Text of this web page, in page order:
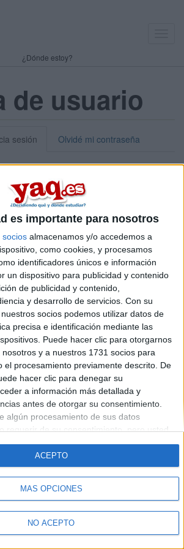
es importante para nosotros
socios almacenamos y/o accedemos a
como cookies, y procesamos
identificadores únicos e información
un dispositivo para publicidad y contenido
de publicidad y contenido,
y desarrollo de servicios. Con su
socios podemos utilizar datos de
precisa e identificación mediante las
Puede hacer clic para otorgarnos
y a nuestros 1731 socios para
el procesamiento previamente descrito. De
hacer clic para denegar su
a información más detallada y
antes de otorgar su consentimiento.
algún procesamiento de sus datos
requerir de su consentimiento, pero usted
tal procesamiento. Sus
solo a este sitio web. Puede cambiar
su consentimiento en cualquier
este sitio y haciendo clic en el botón
inferior de la página web.
MÁS OPCIONES
NO ACEPTO
ACEPTO
¿Dónde estoy?
de usuario
sesión Olvidé mi contraseña
introduciendo tu nombre de usuario o tu
que acompaña a tu nombre de usuario
somos|Contactar |Anúnciate
privacidad|Condiciones generales
de cookies
S.L.- Diego de León 47 - 28006
- Tel. +34 91 593 2767